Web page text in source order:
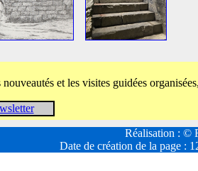
et les visites guidées
Réalisation : ©
Date de création de la page :